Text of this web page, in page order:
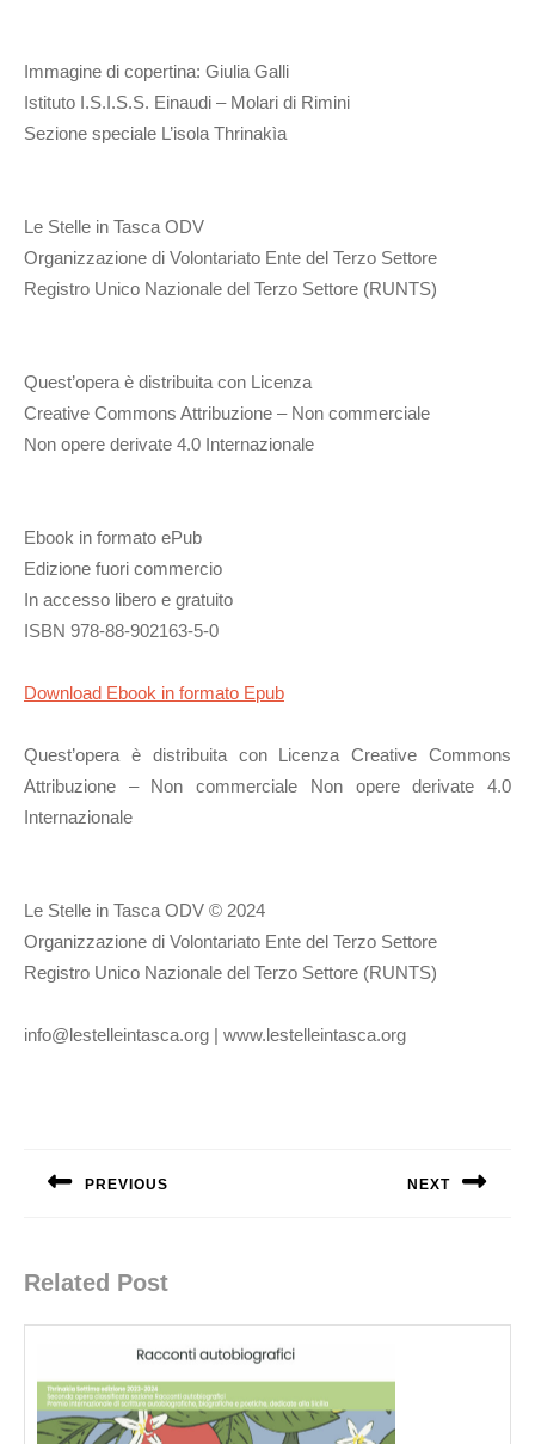
Immagine di copertina: Giulia Galli
Istituto I.S.I.S.S. Einaudi – Molari di Rimini
Sezione speciale L’isola Thrinakìa
Le Stelle in Tasca ODV
Organizzazione di Volontariato Ente del Terzo Settore
Registro Unico Nazionale del Terzo Settore (RUNTS)
Quest’opera è distribuita con Licenza
Creative Commons Attribuzione – Non commerciale
Non opere derivate 4.0 Internazionale
Ebook in formato ePub
Edizione fuori commercio
In accesso libero e gratuito
ISBN 978-88-902163-5-0
Download Ebook in formato Epub
Quest’opera è distribuita con Licenza Creative Commons
Attribuzione – Non commerciale Non opere derivate 4.0
Internazionale
Le Stelle in Tasca ODV © 2024
Organizzazione di Volontariato Ente del Terzo Settore
Registro Unico Nazionale del Terzo Settore (RUNTS)
info@lestelleintasca.org | www.lestelleintasca.org
l’articlePREVIOUS NEXT
Related Post